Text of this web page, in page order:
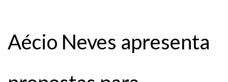
Aécio Neves apresenta